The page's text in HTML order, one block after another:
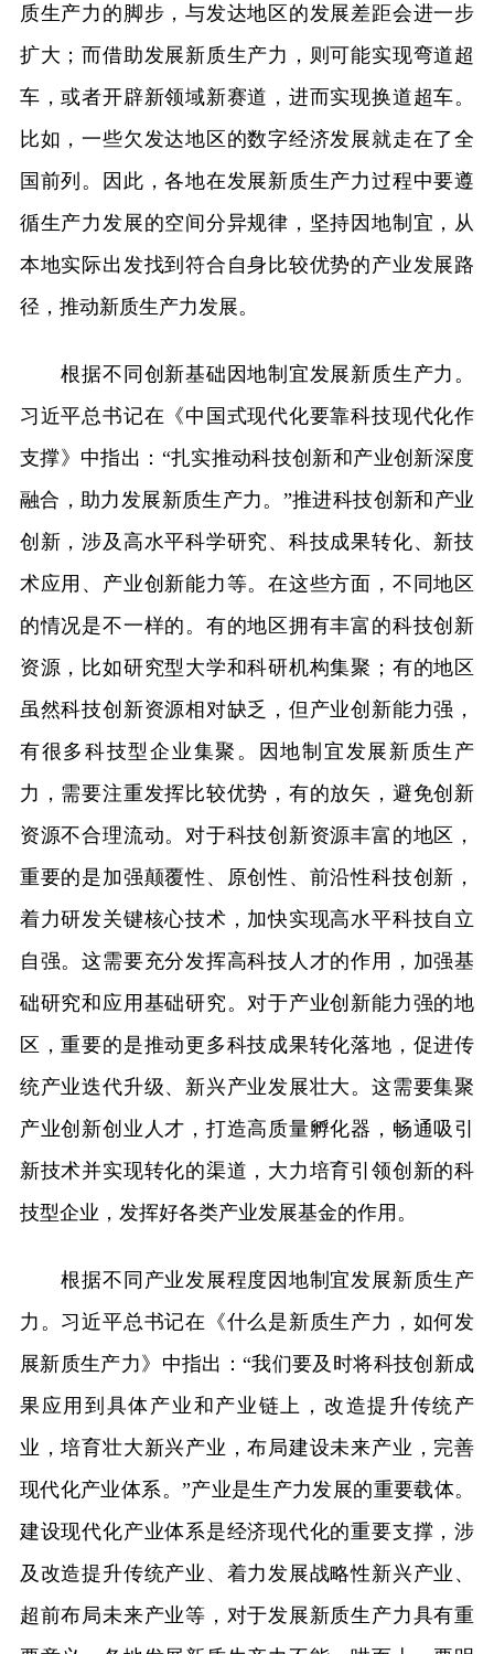
质生产力的脚步，与发达地区的发展差距会进一步
扩大；而借助发展新质生产力，则可能实现弯道超
车，或者开辟新领域新赛道，进而实现换道超车。
比如，一些欠发达地区的数字经济发展就走在了全
国前列。因此，各地在发展新质生产力过程中要遵
循生产力发展的空间分异规律，坚持因地制宜，从
本地实际出发找到符合自身比较优势的产业发展路
径，推动新质生产力发展。
根据不同创新基础因地制宜发展新质生产力。
习近平总书记在《中国式现代化要靠科技现代化作
支撑》中指出：“扎实推动科技创新和产业创新深度
融合，助力发展新质生产力。”推进科技创新和产业
创新，涉及高水平科学研究、科技成果转化、新技
术应用、产业创新能力等。在这些方面，不同地区
的情况是不一样的。有的地区拥有丰富的科技创新
资源，比如研究型大学和科研机构集聚；有的地区
虽然科技创新资源相对缺乏，但产业创新能力强，
有很多科技型企业集聚。因地制宜发展新质生产
力，需要注重发挥比较优势，有的放矢，避免创新
资源不合理流动。对于科技创新资源丰富的地区，
重要的是加强颠覆性、原创性、前沿性科技创新，
着力研发关键核心技术，加快实现高水平科技自立
自强。这需要充分发挥高科技人才的作用，加强基
础研究和应用基础研究。对于产业创新能力强的地
区，重要的是推动更多科技成果转化落地，促进传
统产业迭代升级、新兴产业发展壮大。这需要集聚
产业创新创业人才，打造高质量孵化器，畅通吸引
新技术并实现转化的渠道，大力培育引领创新的科
技型企业，发挥好各类产业发展基金的作用。
根据不同产业发展程度因地制宜发展新质生产
力。习近平总书记在《什么是新质生产力，如何发
展新质生产力》中指出：“我们要及时将科技创新成
果应用到具体产业和产业链上，改造提升传统产
业，培育壮大新兴产业，布局建设未来产业，完善
现代化产业体系。”产业是生产力发展的重要载体。
建设现代化产业体系是经济现代化的重要支撑，涉
及改造提升传统产业、着力发展战略性新兴产业、
超前布局未来产业等，对于发展新质生产力具有重